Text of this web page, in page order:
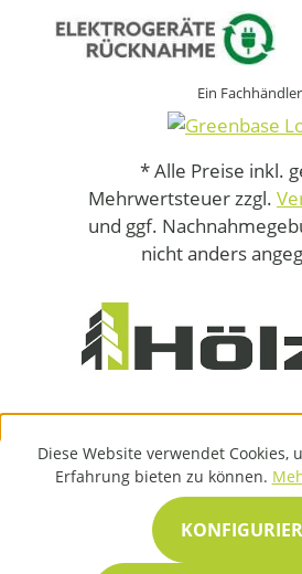
Ein
* Alle Preise inkl.
Mehrwertsteuer zzgl.
und ggf.
nicht anders
Diese Website verwendet Cookies,
Erfahrung bieten zu können.